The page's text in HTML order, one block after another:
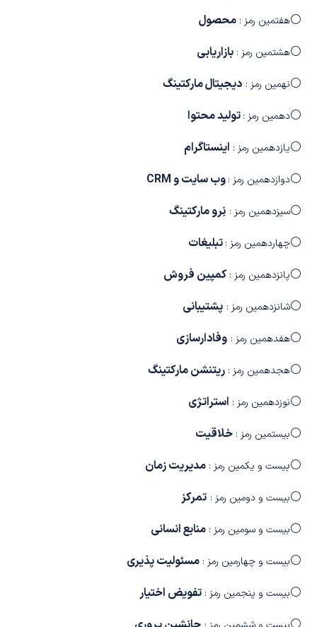
⚪هفتمین رمز : محصول
⚪هشتمین رمز : بازاریابی
⚪نهمین رمز : دیجیتال مارکتینگ
⚪دهمین رمز :تولید محتوا
⚪یازدهمین رمز : اینستاگرام
⚪دوازدهمین رمز :وب سایت و CRM
⚪سیزدهمین رمز : نِرو مارکتینگ
⚪چهاردهمین رمز :تبلیغات
⚪پانزدهمین رمز :کمپین فروش
⚪شانزدهمین رمز : پشتیبانی
⚪هفدهمین رمز : وفادارسازی
⚪هجدهمین رمز : ریتنشن مارکتینگ
⚪نوزدهمین رمز : استراتژی
⚪بیستمین رمز : خلاقیت
⚪بیست و یکمین رمز : مدیریت زمان
⚪بیست و دومین رمز : تمرکز
⚪بیست و سومین رمز : منابع انسانی
⚪بیست و چهارمین رمز : مسئولیت پذیری
⚪بیست و پنجمین رمز : تفویض اختیار